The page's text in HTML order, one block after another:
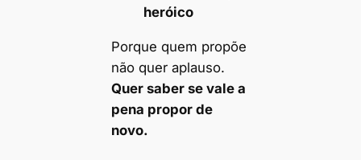
heróico
Porque quem propõe
não quer aplauso.
Quer saber se vale a
pena propor de
novo.